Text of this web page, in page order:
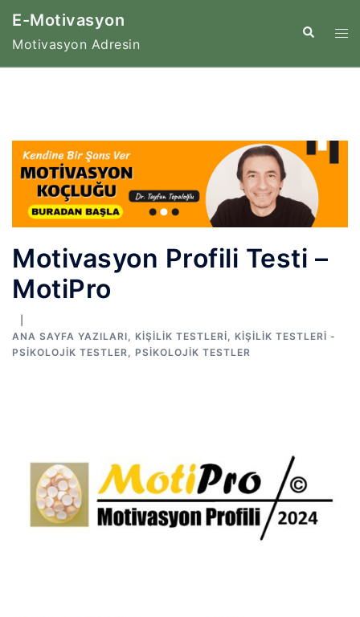
İçeriğe
E-Motivasyon
Motivasyon Adresin
Search
Motivasyon Profili Testi –
MotiPro
ANA SAYFA YAZILARI KIŞILIK TESTLERI
KIŞILIK TESTLERI -
PSIKOLOJIK TESTLER
PSIKOLOJIK TESTLER